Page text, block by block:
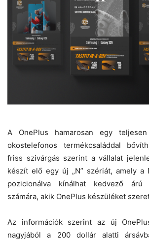
A OnePlus hamarosan egy
okostelefonos termékcsaláddal
friss szivárgás szerint a vállalat
készít elő egy új „N” szériát, amely a
pozicionálva kínálhat kedvező árú
számára, akik OnePlus készüléket
Az információk szerint az új
nagyjából a 200 dollár alatti